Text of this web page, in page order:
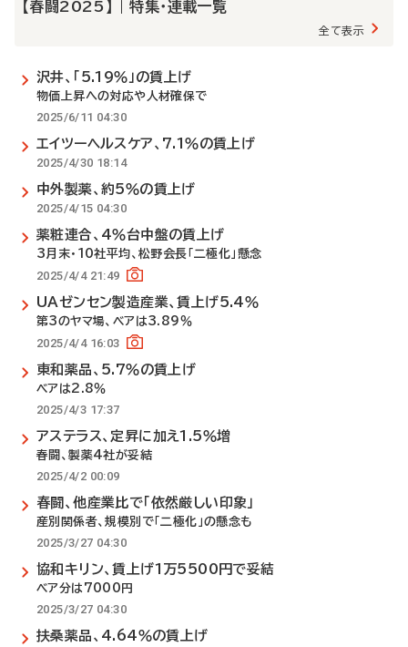
【春闘2025】 | 特集・連載一覧
全て表示
沢井、「5.19％」の賃上げ
物価上昇への対応や人材確保で
2025/6/11 04:30
エイツーヘルスケア、7.1％の賃上げ
2025/4/30 18:14
中外製薬、約5％の賃上げ
2025/4/15 04:30
薬粧連合、4％台中盤の賃上げ
3月末・10社平均、松野会長「二極化」懸念
2025/4/4 21:49
UAゼンセン製造産業、賃上げ5.4％
第3のヤマ場、ベアは3.89％
2025/4/4 16:03
東和薬品、5.7％の賃上げ
ベアは2.8％
2025/4/3 17:37
アステラス、定昇に加え1.5％増
春闘、製薬4社が妥結
2025/4/2 00:09
春闘、他産業比で「依然厳しい印象」
産別関係者、規模別で「二極化」の懸念も
2025/3/27 04:30
協和キリン、賃上げ1万5500円で妥結
ベア分は7000円
2025/3/27 04:30
扶桑薬品、4.64％の賃上げ